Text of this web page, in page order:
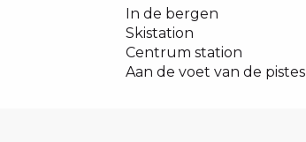
In de bergen
Skistation
Centrum station
Aan de voet van de pistes